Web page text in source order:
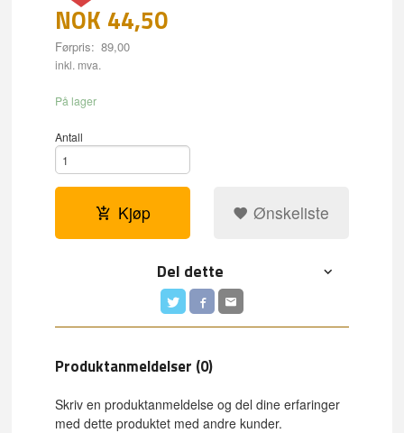
NOK 44,50
Førpris: 89,00
Rabatt
inkl. mva.
På lager
Antall
Kjøp Ønskeliste
Del dette
Produktanmeldelser (0)
Skriv en produktanmeldelse og del dine erfaringer
med dette produktet med andre kunder.